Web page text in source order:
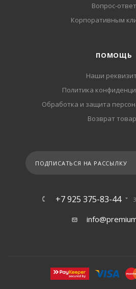
Вопрос-ответ
Корпоративным
ПОМОЩЬ
Наши
Политика
Обработка и защита
Возврат
ПОДПИСАТЬСЯ НА РАССЫЛКУ
+7 925 375-83-44